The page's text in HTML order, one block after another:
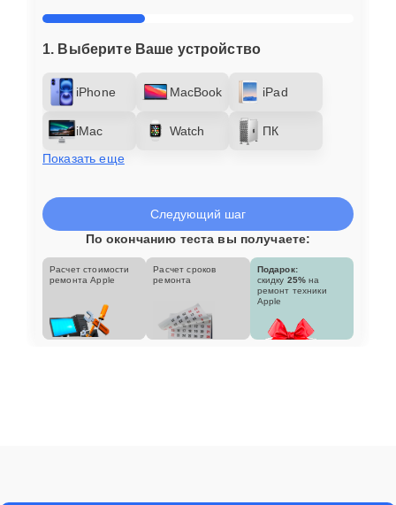
1. Выберите Ваше устройство
iPhone MacBook iPad
iMac Watch
ПК
Показать еще
Следующий шаг
По окончанию теста вы получаете:
Расчет стоимости
ремонта Apple
Расчет сроков
ремонта
Подарок:
скидку 25% на
ремонт техники
Apple